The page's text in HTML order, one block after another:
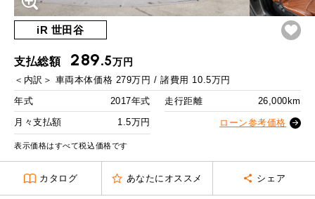
必要書類
買取Q&A
iRで愛車を売却されたお客様の声
BMWミニ買取査定依頼
ローバーミニ買取査定依頼
BMWミニ メンテナンス
ローバーミニ メンテナンス
最近の修理実績
TOP
MINI Blog スタッフブログ
User's Voice 購入者様の声
Part's Report パーツ販売のご案内
Movie 動画一覧
MINI KNOWLEDGE
TOP
BMWミニナレッジ
ローバーミニナレッジ
ABOUT iR iRについて
スタッフ紹介
MAP
リクルート
RECRUIT 採用情報
お問い合わせ サイトマップ
内訳
1回目 26,401 円
2回目以降
ボーナス月追加額 80,000
ボーナス月数 14 回
残価ローンの場合
月々支払額 1.5 万円
iR 世田谷
支払総額 289.5万円
＜内訳＞ 車両本体価格 279万円 / 諸費用 10.5万円
年式
2017年式 走行距離
26,000km
月々支払額
1.5万円 ローン参考価格
表示価格はすべて税込価格です
カタログ あなたにオススメ シェア